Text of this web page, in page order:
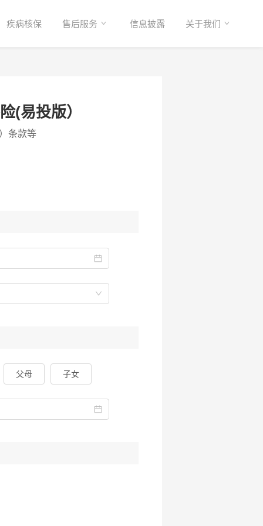
疾病核保 售后服务 信息披露 关于我们
(易投版）
条款等
父母 子女